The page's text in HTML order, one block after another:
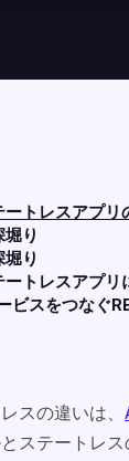
トレスアプリ
り
り
トレスアプリ
ビスをつなぐ
スの違いは、
ステートレ